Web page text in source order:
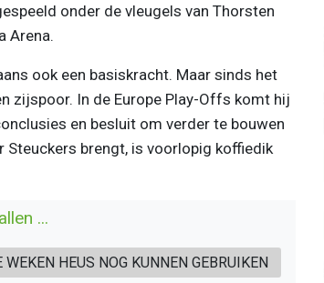
onder de vleugels van Thorsten
Arena.
ook een basiskracht. Maar sinds het
zijspoor. In de Europe Play-Offs komt hij
en besluit om verder te bouwen
brengt, is voorlopig koffiedik
...
HEUS NOG KUNNEN GEBRUIKEN